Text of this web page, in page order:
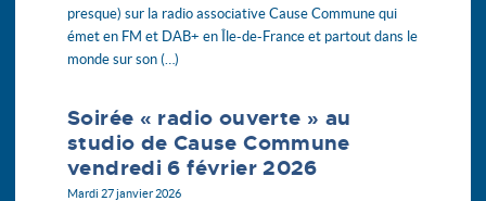
presque) sur la radio associative Cause Commune qui
émet en FM et DAB+ en Île-de-France et partout dans le
monde sur son (…)
Soirée « radio ouverte » au
studio de Cause Commune
vendredi 6 février 2026
Mardi 27 janvier 2026